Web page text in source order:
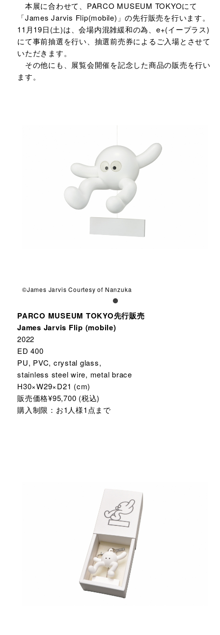
本展に合わせて、PARCO MUSEUM TOKYOにて
「James Jarvis Flip(mobile)」の先行販売を行います。
11月19日(土)は、会場内混雑緩和の為、e+(イープラス)
にて事前抽選を行い、抽選前売券によるご入場とさせて
いただきます。
その他にも、展覧会開催を記念した商品の販売を行い
ます。
©︎James Jarvis Courtesy of Nanzuka
PARCO MUSEUM TOKYO先行販売
James Jarvis Flip (mobile)
2022
ED 400
PU, PVC, crystal glass,
stainless steel wire, metal brace
H30×W29×D21 (cm)
販売価格¥95,700 (税込)
購入制限：お1人様1点まで